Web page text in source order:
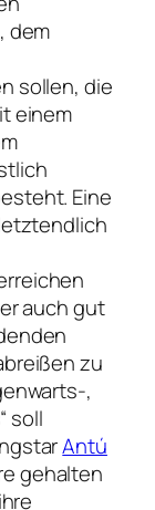
dem
sollen, die
einem
Eine
auch gut
zu
,
soll
Antú
gehalten